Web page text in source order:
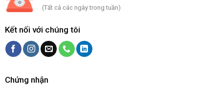
(Tất cả các ngày trong tuần)
Kết nối với chúng tôi
Chứng nhận